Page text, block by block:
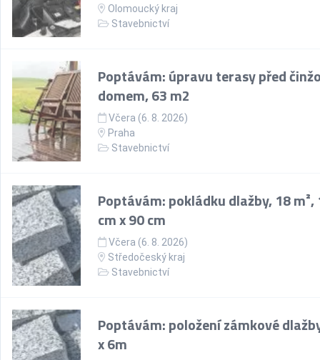
Olomoucký kraj
Stavebnictví
Poptávám: úpravu terasy před
domem, 63 m2
Včera (6. 8. 2026)
Praha
Stavebnictví
Poptávám: pokládku dlažby, 18 m²,
cm x 90 cm
Včera (6. 8. 2026)
Středočeský kraj
Stavebnictví
Poptávám: položení zámkové
x 6m